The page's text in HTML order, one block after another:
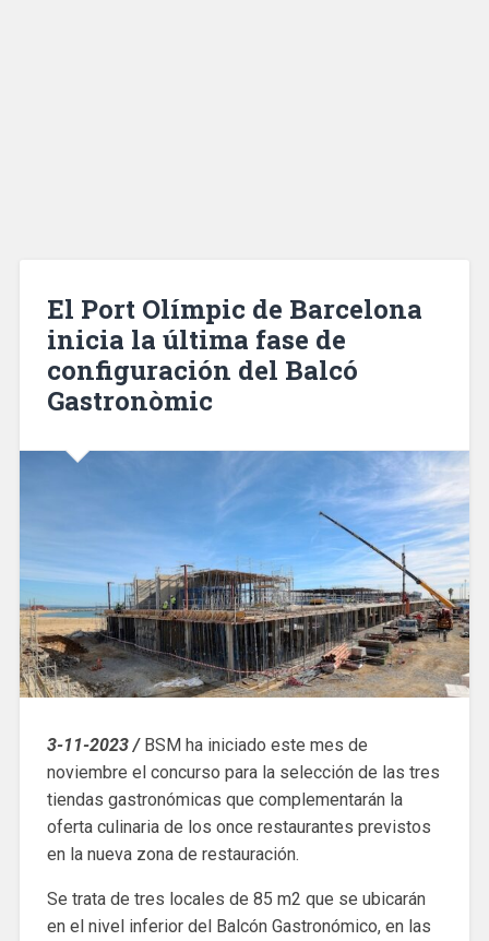
El Port Olímpic de Barcelona
inicia la última fase de
configuración del Balcó
Gastronòmic
3-11-2023 /BSM ha iniciado este mes de
noviembre el concurso para la selección de las tres
tiendas gastronómicas que complementarán la
oferta culinaria de los once restaurantes previstos
en la nueva zona de restauración.
Se trata de tres locales de 85 m2 que se ubicarán
en el nivel inferior del Balcón Gastronómico, en las